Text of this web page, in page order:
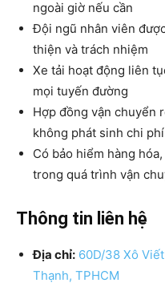
ngoài giờ nếu cần
Đội ngũ nhân viên
thiện và trách nhiệm
Xe tải hoạt động liên
mọi tuyến đường
Hợp đồng vận chuyển
không phát sinh chi phí
Có bảo hiểm hàng
trong quá trình vận
Thông tin liên hệ
Địa chỉ: 60D/38 Xô
Thạnh, TPHCM